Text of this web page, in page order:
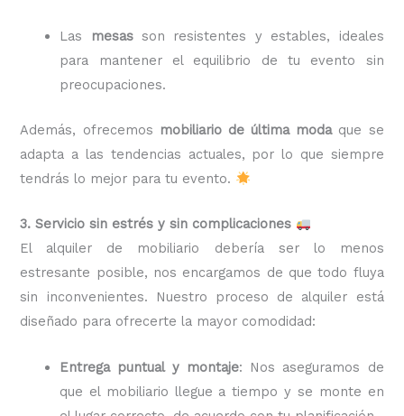
Las mesasson resistentes y estables, ideales
para mantener el equilibrio de tu evento sin
preocupaciones.
Además, ofrecemos mobiliario de última modaque se
adapta a las tendencias actuales, por lo que siempre
tendrás lo mejor para tu evento.
3. Servicio sin estrés y sin complicaciones
El alquiler de mobiliario debería ser lo menos
estresante posible, nos encargamos de que todo fluya
sin inconvenientes. Nuestro proceso de alquiler está
diseñado para ofrecerte la mayor comodidad:
Entrega puntual y montaje: Nos aseguramos de
que el mobiliario llegue a tiempo y se monte en